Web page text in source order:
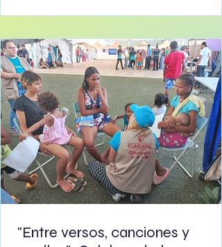
sobre la Lactancia Materna", madres
campamento se reunieron para
sus vivencias, aprendizajes y desafíos
cotidianos. La jo
"Entre versos, canciones y